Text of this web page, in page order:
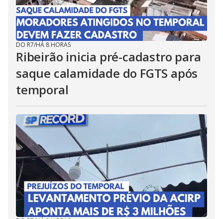
DO R7/HÁ 8 HORAS
Ribeirão inicia pré-cadastro para
saque calamidade do FGTS após
temporal